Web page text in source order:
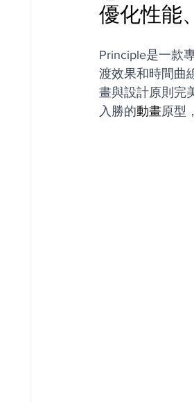
優化性能
Principle是一款
渡效果和時間曲
畫與設計原則完
入勝的動畫原型